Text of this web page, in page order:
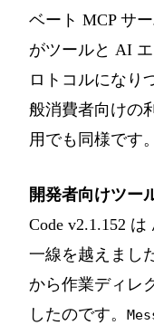
ベート MCP サ
がツールと AI
ロトコルになり
般消費者向けの
用でも同様です。
開発者向けツー
Code v2.1.152 は
一線を越えまし
から作業ディレ
したのです。